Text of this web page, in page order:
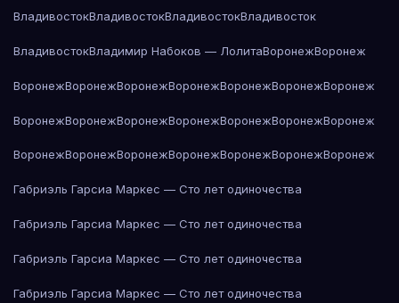
ВладивостокВладивостокВладивостокВладивосток
ВладивостокВладимир Набоков — ЛолитаВоронежВоронеж
ВоронежВоронежВоронежВоронежВоронежВоронежВоронеж
ВоронежВоронежВоронежВоронежВоронежВоронежВоронеж
ВоронежВоронежВоронежВоронежВоронежВоронежВоронеж
Габриэль Гарсиа Маркес — Сто лет одиночества
Габриэль Гарсиа Маркес — Сто лет одиночества
Габриэль Гарсиа Маркес — Сто лет одиночества
Габриэль Гарсиа Маркес — Сто лет одиночества